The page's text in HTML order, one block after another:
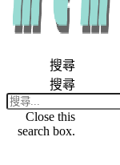
搜尋
搜尋
Close this
search box.